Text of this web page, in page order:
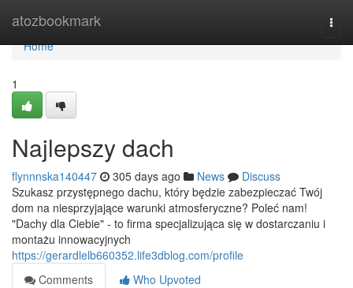
atozbookmark
Home
Home
1
Najlepszy dach
flynnnska140447 305 days ago News
Discuss
Szukasz przystępnego dachu, który będzie zabezpieczać Twój
dom na niesprzyjające warunki atmosferyczne? Poleć nam!
"Dachy dla Ciebie" - to firma specjalizująca się w dostarczaniu i
montażu innowacyjnych
https://gerardlelb660352.life3dblog.com/profile
Comments
Who Upvoted